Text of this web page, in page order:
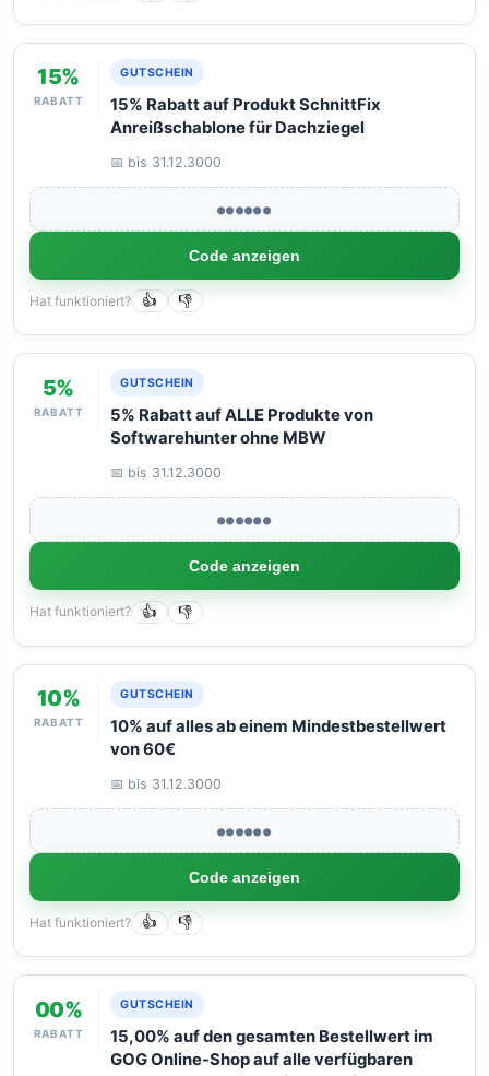
15%
RABATT
GUTSCHEIN
15% Rabatt auf Produkt SchnittFix
Anreißschablone für Dachziegel
📅 bis 31.12.3000
●●●●●●
Code anzeigen
Hat funktioniert? 👍 👎
5%
RABATT
GUTSCHEIN
5% Rabatt auf ALLE Produkte von
Softwarehunter ohne MBW
📅 bis 31.12.3000
●●●●●●
Code anzeigen
Hat funktioniert? 👍 👎
10%
RABATT
GUTSCHEIN
10% auf alles ab einem Mindestbestellwert
von 60€
📅 bis 31.12.3000
●●●●●●
Code anzeigen
Hat funktioniert? 👍 👎
00%
RABATT
GUTSCHEIN
15,00% auf den gesamten Bestellwert im
GOG Online-Shop auf alle verfügbaren